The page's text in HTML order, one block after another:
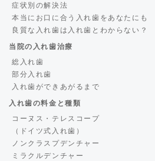
症状別の解決法
本当にお口に合う入れ歯をあなたにも
良質な入れ歯は入れ歯とわからない？
当院の入れ歯治療
総入れ歯
部分入れ歯
入れ歯ができあがるまで
入れ歯の料金と種類
コーヌス・テレスコープ
（ドイツ式入れ歯）
ノンクラスプデンチャー
ミラクルデンチャー